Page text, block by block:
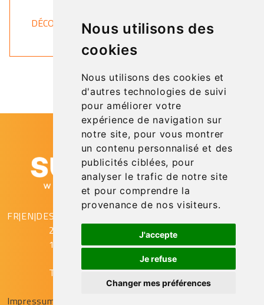
Nous utilisons des
cookies
Nous utilisons des cookies et
d'autres technologies de suivi
pour améliorer votre
expérience de navigation sur
notre site, pour vous montrer
un contenu personnalisé et des
publicités ciblées, pour
analyser le trafic de notre site
et pour comprendre la
provenance de nos visiteurs.
J'accepte
Je refuse
Changer mes préférences
DÉCOUVRIR
FR|EN|DESupAirVision
2 rue Gustave Eiffel
10430 Rosières Près Troyes
T. (+33) (0)3.25.78.08.53
© SUPAIRVISION - 2022
Impressum